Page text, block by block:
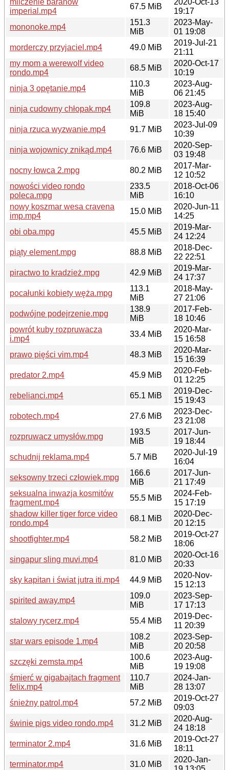
imperial.mp4
67.5 MiB
19:17
mononoke.mp4
151.3
MiB
2023-May-
01 19:08
morderczy przyjaciel.mp4
49.0 MiB
2019-Jul-21
21:11
my mom a werewolf video
rondo.mp4
68.5 MiB
2020-Oct-17
10:19
ninja 3 opętanie.mp4
110.3
MiB
2023-Aug-
06 21:45
ninja cudowny chłopak.mp4
109.8
MiB
2023-Aug-
18 15:40
ninja rzuca wyzwanie.mp4
91.7 MiB
2023-Jul-09
10:39
ninja wojownicy znikąd.mp4
76.6 MiB
2020-Sep-
03 19:48
nocny łowca 2.mpg
80.2 MiB
2017-Mar-
12 10:52
nowości video rondo
poleca.mpg
233.5
MiB
2018-Oct-06
16:10
nowy koszmar wesa cravena
imp.mp4
15.0 MiB
2020-Jun-11
14:25
obi oba.mpg
45.5 MiB
2019-Mar-
24 12:24
piąty element.mpg
88.8 MiB
2018-Dec-
22 22:51
piractwo to kradzież.mpg
42.9 MiB
2019-Mar-
24 17:37
pocałunki kobiety węża.mpg
113.1
MiB
2018-May-
27 21:06
podwójne podejrzenie.mpg
138.9
MiB
2017-Feb-
18 10:46
powrót kuby rozpruwacza
i.mp4
33.4 MiB
2020-Mar-
15 16:58
prawo pięści vim.mp4
48.3 MiB
2020-Mar-
15 16:39
predator 2.mp4
45.9 MiB
2020-Feb-
01 12:25
rebelianci.mp4
65.1 MiB
2019-Dec-
15 19:43
robotech.mp4
27.6 MiB
2023-Dec-
23 21:08
rozpruwacz umysłów.mpg
193.5
MiB
2017-Jun-
19 18:44
schudnij reklama.mp4
5.7 MiB
2020-Jul-19
16:04
seksowny trzeci człowiek.mpg
166.6
MiB
2017-Jun-
21 17:49
seksualna inwazja kosmitów
fragment.mp4
55.5 MiB
2024-Feb-
15 17:19
shadow killer tiger force video
rondo.mp4
68.1 MiB
2020-Dec-
20 12:15
shootfighter.mp4
58.2 MiB
2019-Oct-27
18:06
singapur sling muvi.mp4
81.0 MiB
2020-Oct-16
20:33
sky kapitan i świat jutra iti.mp4
44.9 MiB
2020-Nov-
15 12:13
spirited away.mp4
109.0
MiB
2023-Sep-
17 17:13
stalowy rycerz.mp4
55.4 MiB
2019-Dec-
11 20:39
star wars episode 1.mp4
108.2
MiB
2023-Sep-
20 20:58
szczęki zemsta.mp4
100.6
MiB
2023-Aug-
19 19:08
śmierć w gigabajtach fragment
felix.mp4
110.7
MiB
2024-Jan-
28 13:07
śnieżny patrol.mp4
57.2 MiB
2019-Oct-27
09:03
świnie pigs video rondo.mp4
31.2 MiB
2020-Aug-
24 18:18
terminator 2.mp4
31.6 MiB
2019-Oct-27
18:11
terminator.mp4
31.0 MiB
2020-Jan-